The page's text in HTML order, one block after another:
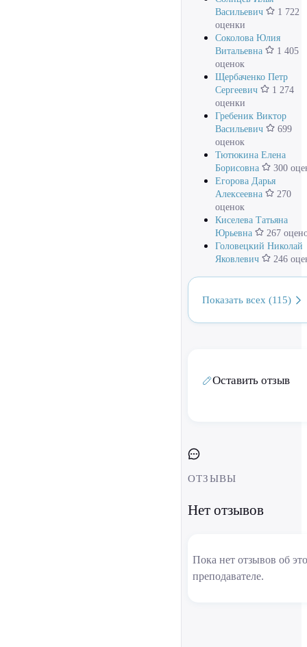
Васильевич
1 722
оценки
Соколова Юлия
Витальевна
1 405
оценок
Щербаченко Петр
Сергеевич
1 274
оценки
Гребеник Виктор
Васильевич
699
оценок
Тютюкина Елена
Борисовна
300
Егорова Дарья
Алексеевна
270
оценок
Киселева Татьяна
Юрьевна
267
Головецкий Николай
Яковлевич
246
Показать всех (115)
Оставить отзыв
ОТЗЫВЫ
Нет отзывов
Пока нет отзывов об
преподавателе.